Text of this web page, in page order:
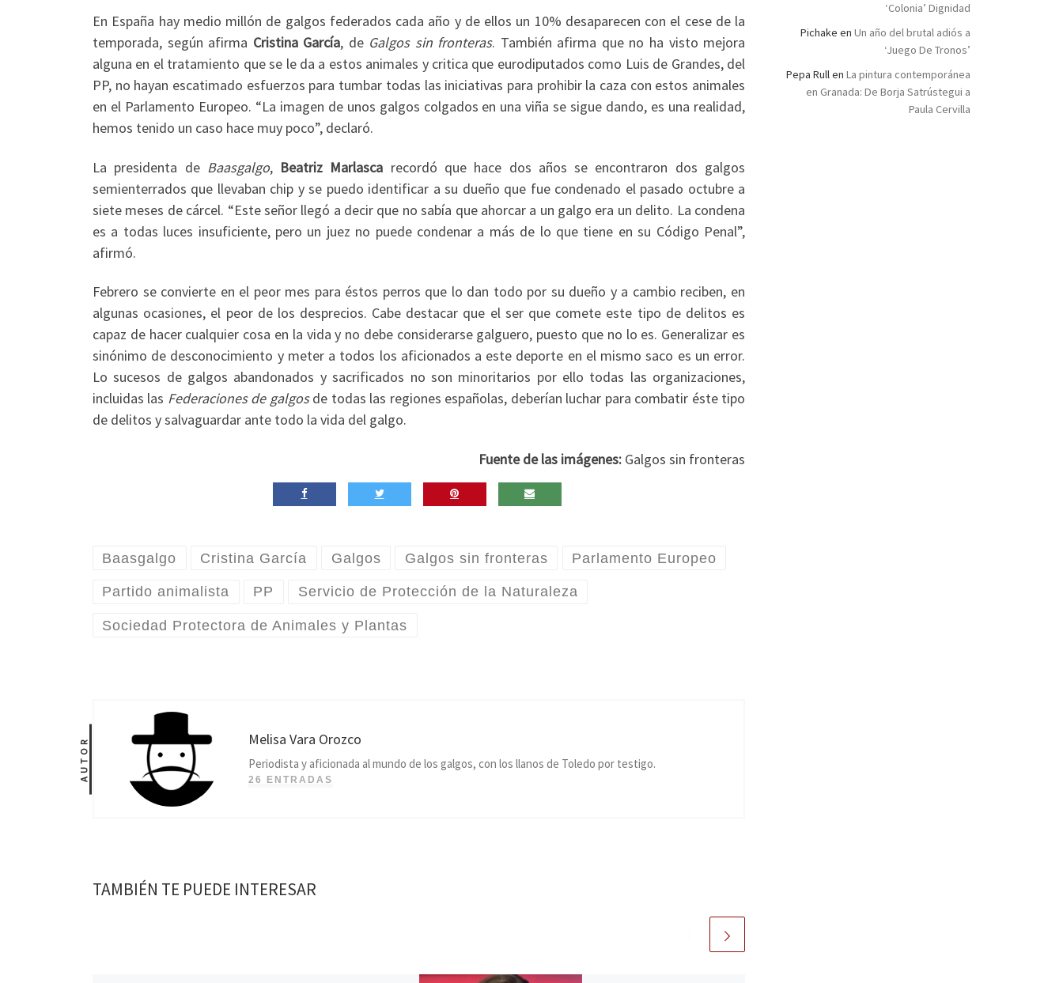
En España hay medio millón de galgos federados cada año y de ellos un 10% desaparecen con el cese de la
temporada, según afirma Cristina García, de Galgos sin fronteras. También afirma que no ha visto mejora
alguna en el tratamiento que se le da a estos animales y critica que eurodiputados como Luis de Grandes, del
PP, no hayan escatimado esfuerzos para tumbar todas las iniciativas para prohibir la caza con estos animales
en el Parlamento Europeo. “La imagen de unos galgos colgados en una viña se sigue dando, es una realidad,
hemos tenido un caso hace muy poco”, declaró.
La presidenta de Baasgalgo, Beatriz Marlasca recordó que hace dos años se encontraron dos galgos
semienterrados que llevaban chip y se puedo identificar a su dueño que fue condenado el pasado octubre a
siete meses de cárcel. “Este señor llegó a decir que no sabía que ahorcar a un galgo era un delito. La condena
es a todas luces insuficiente, pero un juez no puede condenar a más de lo que tiene en su Código Penal”,
afirmó.
Febrero se convierte en el peor mes para éstos perros que lo dan todo por su dueño y a cambio reciben, en
algunas ocasiones, el peor de los desprecios. Cabe destacar que el ser que comete este tipo de delitos es
capaz de hacer cualquier cosa en la vida y no debe considerarse galguero, puesto que no lo es. Generalizar es
sinónimo de desconocimiento y meter a todos los aficionados a este deporte en el mismo saco es un error.
Lo sucesos de galgos abandonados y sacrificados no son minoritarios por ello todas las organizaciones,
incluidas las Federaciones de galgosde todas las regiones españolas, deberían luchar para combatir éste tipo
de delitos y salvaguardar ante todo la vida del galgo.
Fuente de las imágenes: Galgos sin fronteras
Baasgalgo Cristina García Galgos Galgos sin fronteras Parlamento Europeo
Partido animalista PP Servicio de Protección de la Naturaleza
Sociedad Protectora de Animales y Plantas
AUTOR Melisa Vara Orozco
Periodista y aficionada al mundo de los galgos, con los llanos de Toledo por testigo.
26 ENTRADAS
TAMBIÉN TE PUEDE INTERESAR
‘Colonia’ Dignidad
Pichake en Un año del brutal adiós a
‘Juego De Tronos’
Pepa Rullen La pintura contemporánea
en Granada: De Borja Satrústegui a
Paula Cervilla